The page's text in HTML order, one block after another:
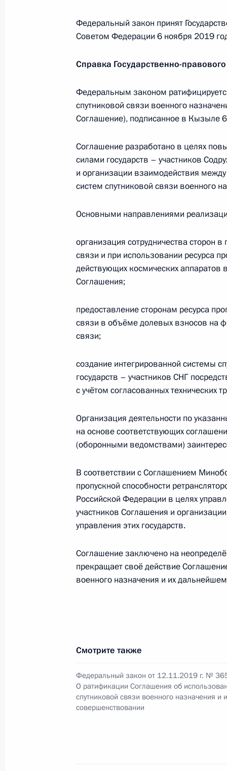
Подписан закон о ратификации
государств – участников СНГ в
1 июля 2021 года, 12:20
Подписан указ о заместителе
Заседание Совета глав государств
18 декабря 2020 года, 14:00
18 декабря Владимир Путин
глав государств СНГ
16 декабря 2020 года, 15:00
Телефонные разговоры с
Таджикистана и Узбекистана
Закон о ратификации Протокола
осуществления налогового
2 марта 2020 года, 10:30
Неформальный саммит СНГ
20 декабря 2019 года, 17:00
Подписан закон о ратификации
изменений в соглашение о
происхождения товаров в СНГ
руководителей налоговых служб
Содружества Независимых
20 ноября 2019 года, 11:00
Федеральный закон принят
Советом Федерации 6 ноября 2019
Справка Государственно-
Федеральным законом
спутниковой связи военного
Соглашение), подписанное в Кызыле
Соглашение разработано в целях
силами государств – участников
и организации взаимодействия
систем спутниковой связи военного
Основными направлениями
организация сотрудничества сторон
связи и при использовании ресурса
действующих космических аппаратов
Соглашения;
предоставление сторонам ресурса
связи в объёме долевых взносов на
связи;
создание интегрированной системы
государств – участников СНГ
с учётом согласованных технических
Организация деятельности по
на основе соответствующих
(оборонными ведомствами)
В соответствии с Соглашением
пропускной способности
Российской Федерации в целях
участников Соглашения и
управления этих государств.
Соглашение заключено на
прекращает своё действие
военного назначения и их
Смотрите также
Федеральный закон от 12.11.2019 г. №
О ратификации Соглашения об
спутниковой связи военного назначения и
совершенствовании